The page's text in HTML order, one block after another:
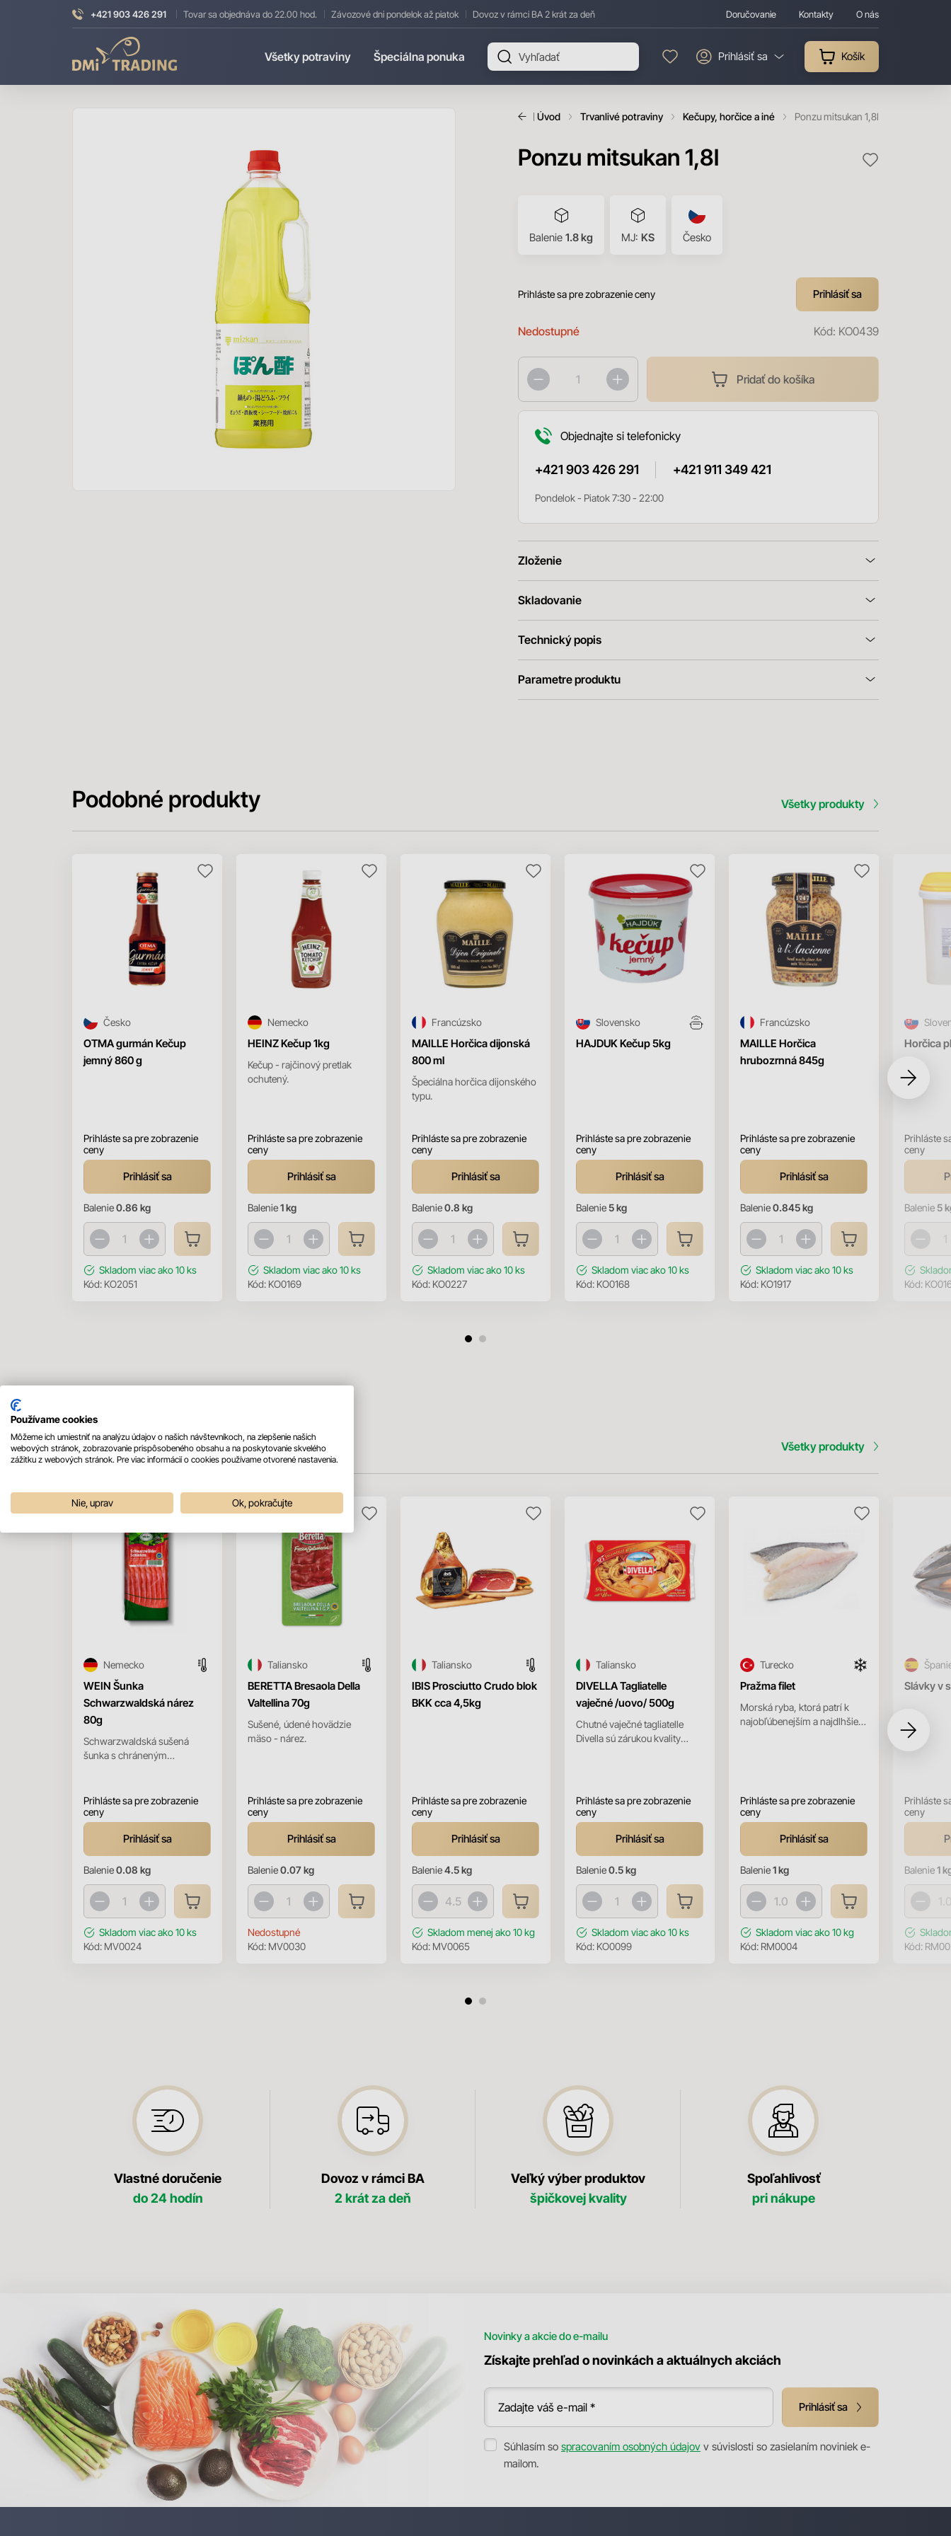
+421 903 426 291 Tovar sa objednáva do 22.00 hod. Závozové dni pondelok až piatok Dovoz v rámci BA 2 krát za deň Doručovanie Kontakty O nás
Trading
Všetky potraviny Špeciálna ponuka Prihlásiť sa Košík
Úvod Trvanlivé potraviny Kečupy, horčice a iné Ponzu mitsukan 1,8l
Ponzu mitsukan 1,8l
Balenie 1.8 kg MJ: KS Česko
Prihláste sa pre zobrazenie ceny Prihlásiť sa
Nedostupné Kód: KO0439
Pridať do košíka
Objednajte si telefonicky
+421 903 426 291 +421 911 349 421
Pondelok - Piatok 7:30 - 22:00
Zloženie
Skladovanie
Technický popis
Parametre produktu
Podobné produkty Všetky produkty
OTMA gurmán Kečup
jemný 860 g
Česko
Prihláste sa pre zobrazenie
ceny
Prihlásiť sa
Balenie0.86 kg
Skladom viac ako 10 ks
Kód: KO2051
HEINZ Kečup 1kg
Kečup - rajčinový pretlak
ochutený.
Nemecko
Prihláste sa pre zobrazenie
ceny
Prihlásiť sa
Balenie1 kg
Skladom viac ako 10 ks
Kód: KO0169
MAILLE Horčica dijonská
800 ml
Špeciálna horčica dijonského
typu.
Francúzsko
Prihláste sa pre zobrazenie
ceny
Prihlásiť sa
Balenie0.8 kg
Skladom viac ako 10 ks
Kód: KO0227
HAJDUK Kečup 5kg
Slovensko
Prihláste sa pre zobrazenie
ceny
Prihlásiť sa
Balenie5 kg
Skladom viac ako 10 ks
Kód: KO0168
MAILLE Horčica
hrubozrnná 845g
Francúzsko
Prihláste sa pre zobrazenie
ceny
Prihlásiť sa
Balenie0.845 kg
Skladom viac ako 10 ks
Kód: KO1917
Horčica
Prihláste
ceny
Balenie 5
Kód:
Mohlo by sa vám páčiť Všetky produkty
WEIN Šunka
Schwarzwaldská nárez
80g
Schwarzwaldská sušená
šunka s chráneným
Nemecko
Prihláste sa pre zobrazenie
ceny
Prihlásiť sa
Balenie0.08 kg
Skladom viac ako 10 ks
Kód: MV0024
BERETTA Bresaola Della
Valtellina 70g
Sušené, údené hovädzie
mäso - nárez.
Taliansko
Prihláste sa pre zobrazenie
ceny
Prihlásiť sa
Balenie0.07 kg
Nedostupné
Kód: MV0030
IBIS Prosciutto Crudo blok
BKK cca 4,5kg
Taliansko
Prihláste sa pre zobrazenie
ceny
Prihlásiť sa
Balenie4.5 kg
Skladom menej ako 10 kg
Kód: MV0065
DIVELLA Tagliatelle
vaječné /uovo/ 500g
Chutné vaječné tagliatelle
Divella sú zárukou kvality
Taliansko
Prihláste sa pre zobrazenie
ceny
Prihlásiť sa
Balenie0.5 kg
Skladom viac ako 10 ks
Kód: KO0099
Pražma filet
Morská ryba, ktorá patrí k
najobľúbenejším a najdlhšie
Turecko
Prihláste sa pre zobrazenie
ceny
Prihlásiť sa
Balenie1 kg
Skladom viac ako 10 kg
Kód: RM0004
Slávky v
Prihláste
ceny
Balenie1
Kód:
Vlastné doručenie
do 24 hodín
Dovoz v rámci BA
2 krát za deň
Veľký výber produktov
špičkovej kvality
Spoľahlivosť
pri nákupe
Novinky a akcie do e-mailu
Získajte prehľad o novinkách a aktuálnych akciách
Zadajte váš e-mail * Prihlásiť sa
Súhlasím so spracovaním osobných údajov v súvislosti so zasielaním noviniek e-
mailom.
Používame cookies
Môžeme ich umiestniť na analýzu údajov o našich návštevníkoch, na zlepšenie našich
webových stránok, zobrazovanie prispôsobeného obsahu a na poskytovanie skvelého
zážitku z webových stránok. Pre viac informácií o cookies používame otvorené nastavenia.
Nie, uprav Ok, pokračujte